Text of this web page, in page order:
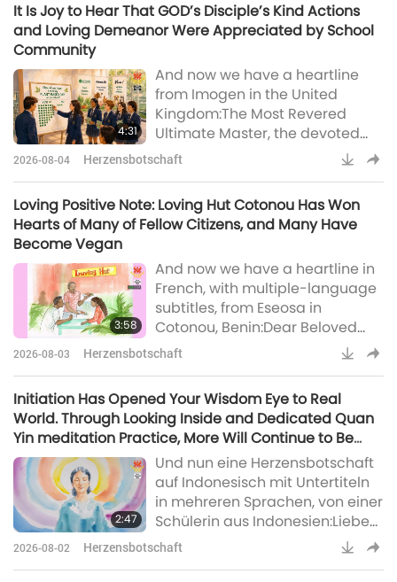
Master TV team, Quan Yin
meditation has always been the
life. When work gets busy, I also
play Master’s Most Powerful
Daily Prayer and put on the
earphones, then briefly close my
eyes and meditate
It Is Joy to Hear That GOD’s Disciple’s Kind Actions
and Loving Demeanor Were Appreciated by School
Community
4:31
And now we have a heartline
from Imogen in the United
Kingdom:The Most Revered
Ultimate Master, the devoted
Supreme Master Television
team, and the caring Supreme
would like to share the
miraculous Blessings behind
school with over 1,200 staff and
students founded by
Archbishop John Whitgift, a
close ally of Queen Elizabeth I.
This a
2026-08-04 Herzensbotschaft
Loving Positive Note: Loving Hut Cotonou Has Won
Hearts of Many of Fellow Citizens, and Many Have
Become Vegan
3:58
And now we have a heartline in
French, with multiple-language
subtitles, from Eseosa in
Cotonou, Benin:Dear Beloved
Master, I send You my warmest
greetings, as well as to The
I also extend my greetings to
this wonderful Supreme Master
TV team, which does a
tremendous job day and night,
24/7. May the Most High bless
you abundantly. Thank you for
being good instrument
2026-08-03 Herzensbotschaft
Initiation Has Opened Your Wisdom Eye to Real
World. Through Looking Inside and Dedicated Quan
Yin meditation Practice, More Will Continue to Be
Revealed to You
2:47
Und nun eine Herzensbotschaft
auf Indonesisch mit Untertiteln
in mehreren Sprachen, von einer
Schülerin aus Indonesien:Liebe
Meisterin, ich möchte meine
Erfahrungen einige Jahre nach
2026-08-02 Herzensbotschaft